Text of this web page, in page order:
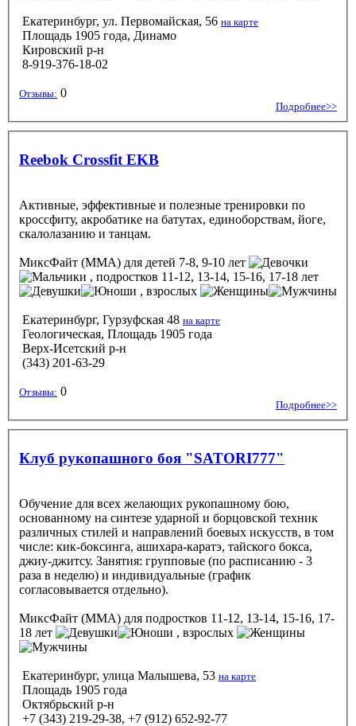
Екатеринбург, ул. Первомайская, 56 на карте
Площадь 1905 года, Динамо
Кировский р-н
8-919-376-18-02
Отзывы: 0
Подробнее>>
Reebok Crossfit EKB
Активные, эффективные и полезные тренировки по
кроссфиту, акробатике на батутах, единоборствам, йоге,
скалолазанию и танцам.
МиксФайт (ММА) для детей 7-8, 9-10 лет
, подростков 11-12, 13-14, 15-16, 17-18 лет
, взрослых
Екатеринбург, Гурзуфская 48 на карте
Геологическая, Площадь 1905 года
Верх-Исетский р-н
(343) 201-63-29
Отзывы: 0
Подробнее>>
Клуб рукопашного боя "SATORI777"
Обучение для всех желающих рукопашному бою,
основанному на синтезе ударной и борцовской техник
различных стилей и направлений боевых искусств, в том
числе: кик-боксинга, ашихара-каратэ, тайского бокса,
джиу-джитсу. Занятия: групповые (по расписанию - 3
раза в неделю) и индивидуальные (график
согласовывается отдельно).
МиксФайт (ММА) для подростков 11-12, 13-14, 15-16, 17-
18 лет
, взрослых
Екатеринбург, улица Малышева, 53 на карте
Площадь 1905 года
Октябрьский р-н
+7 (343) 219-29-38, +7 (912) 652-92-77